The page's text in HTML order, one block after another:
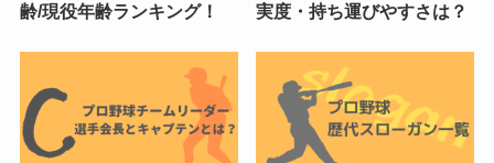
齢/現役年齢ランキング！
実度・持ち運びやすさは？